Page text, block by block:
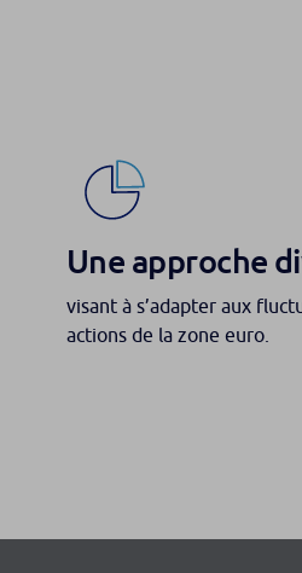
Une approche
visant à s’adapter aux
actions de la zone euro.